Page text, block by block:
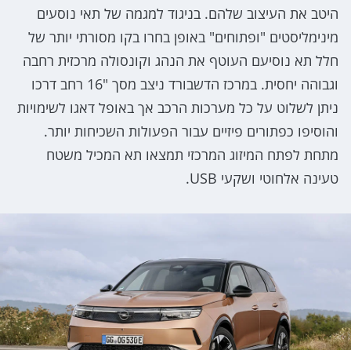
היטב את העיצוב שלהם. בניגוד למגמה של תאי נוסעים
מינימליסטים "ופתוחים" באופן בחרו בקו מסורתי יותר של
חלל תא נוסיעם העוטף את הנהג וקונסולה מרכזית רחבה
וגבוהה יחסית. במרכז הדשבורד ניצב מסך "16 רחב דרכו
ניתן לשלוט על כל מערכות הרכב אך באופל דאגו לשימויות
והוסיפו כפתורים פיזיים עבור הפעולות השכיחות יותר.
מתחת לפתח המיזוג המרכזי תמצאו תא המכיל משטח
טעינה אלחוטי ושקעי USB.